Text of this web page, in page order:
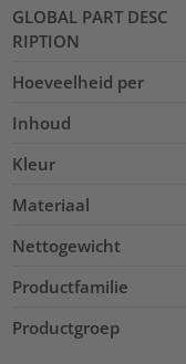
GLOBAL PART DESC
RIPTION
Hoeveelheid per
Inhoud
Kleur
Materiaal
Nettogewicht
Productfamilie
Productgroep